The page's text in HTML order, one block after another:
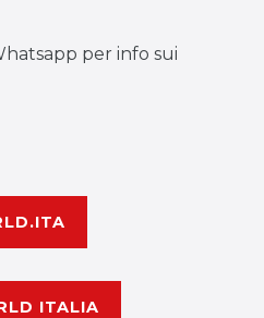
per info sui
ITALIA